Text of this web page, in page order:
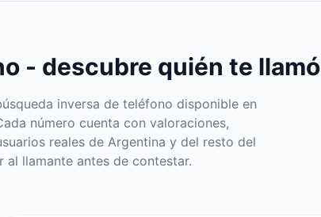
- descubre quién te llamó
inversa de teléfono disponible en
número cuenta con valoraciones,
reales de Argentina y del resto del
llamante antes de contestar.